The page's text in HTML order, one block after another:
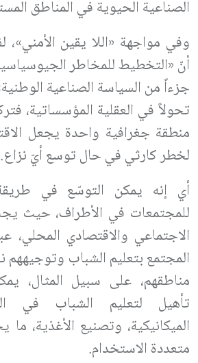
الصناعية الحيوية في المناطق
وفي مواجهة «اللا يقين الأمني»،
أنّ «التخطيط للمخاطر
جزءاً من السياسة الصناعية
تحولاً في العقلية المؤسساتية،
منطقة جغرافية واحدة يجعل
لخطر كارثي في حال توسع أيّ نزاع.
أي إنه يمكن التوسّع في
للمجتمعات في الأطراف، حيث
الاجتماعي والاقتصادي المحلي،
المجتمع بتعليم الشباب
مناطقهم، على سبيل المثال،
تأهيل لتعليم الشباب في
الميكانيكية، وتصنيع الأغذية،
متعددة الاستخدام.